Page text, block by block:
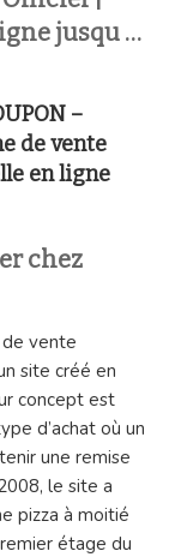
jusqu …
–
de vente
en ligne
chez
vente
site créé en
concept est
d’achat où un
une remise
le site a
pizza à moitié
étage du